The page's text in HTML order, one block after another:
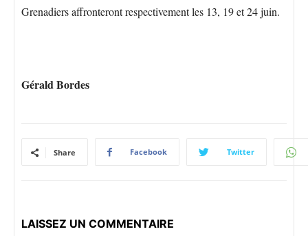
Grenadiers affronteront respectivement les 13, 19 et 24 juin.
Gérald Bordes
Share Facebook Twitter
LAISSEZ UN COMMENTAIRE